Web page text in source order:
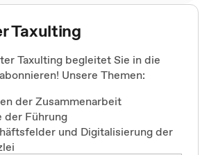
Taxulting
Taxulting begleitet Sie in die
Unsere Themen:
der Zusammenarbeit
der Führung
und Digitalisierung der